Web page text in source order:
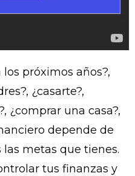
próximos años?,
¿casarte?,
¿comprar una casa?,
depende de
metas que tienes.
tus finanzas y